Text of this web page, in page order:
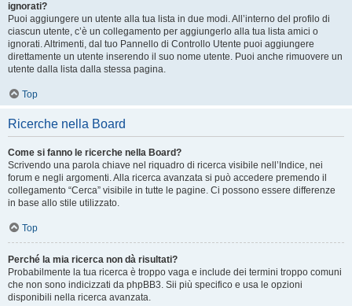
ignorati?
Puoi aggiungere un utente alla tua lista in due modi. All’interno del profilo di
ciascun utente, c’è un collegamento per aggiungerlo alla tua lista amici o
ignorati. Altrimenti, dal tuo Pannello di Controllo Utente puoi aggiungere
direttamente un utente inserendo il suo nome utente. Puoi anche rimuovere un
utente dalla lista dalla stessa pagina.
Top
Ricerche nella Board
Come si fanno le ricerche nella Board?
Scrivendo una parola chiave nel riquadro di ricerca visibile nell’Indice, nei
forum e negli argomenti. Alla ricerca avanzata si può accedere premendo il
collegamento “Cerca” visibile in tutte le pagine. Ci possono essere differenze
in base allo stile utilizzato.
Top
Perché la mia ricerca non dà risultati?
Probabilmente la tua ricerca è troppo vaga e include dei termini troppo comuni
che non sono indicizzati da phpBB3. Sii più specifico e usa le opzioni
disponibili nella ricerca avanzata.